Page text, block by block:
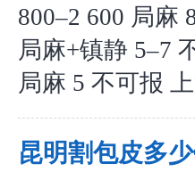
800–2 600 局麻
局麻+镇静 5–7
局麻 5 不可报
昆明割包皮多